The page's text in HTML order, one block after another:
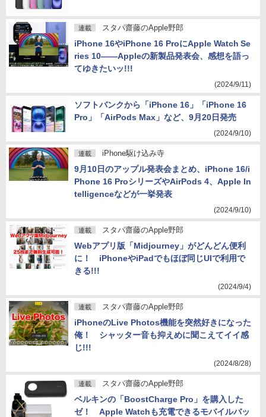
連載 スタパ齋藤のApple野郎
iPhone 16やiPhone 16 ProにApple Watch Se
ries 10――Appleの新製品発表会、感想を語っ
てゆきたいッ!!!
(2024/9/11)
ソフトバンクから「iPhone 16」「iPhone 16
Pro」「AirPods Max」など、9月20日発売
(2024/9/10)
連載 iPhone駆け込み寺
9月10日のアップル発表会まとめ、iPhone 16/i
Phone 16 ProシリーズやAirPods 4、Apple In
telligenceなどが一挙発表
(2024/9/10)
連載 スタパ齋藤のApple野郎
Webアプリ版「Midjourney」がどんどん便利
に！ iPhoneやiPadでもほぼ同じUIで利用で
きる!!!
(2024/9/4)
連載 スタパ齋藤のApple野郎
iPhoneのLive Photos機能を突然好きになった
俺！ シャッター音も抑えめに聞こえてイイ感
じ!!!
(2024/8/28)
連載 スタパ齋藤のApple野郎
ベルキンの「BoostCharge Pro」を購入した
ゼ！ Apple Watchも充電できるモバイルバッ